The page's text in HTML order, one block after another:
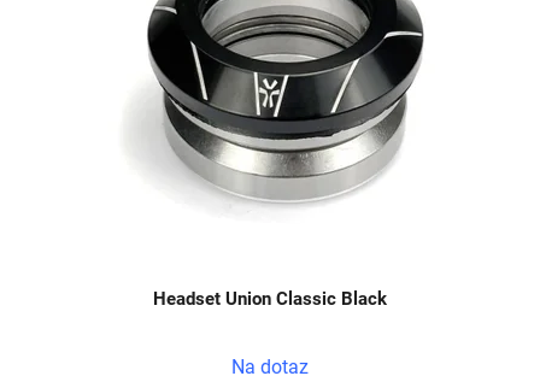
Headset Union Classic Black
Na dotaz